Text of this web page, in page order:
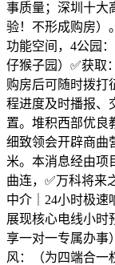
事质量；深圳十大
验！不形成购房）
功能空间，4公园
仔猴子园）✅获取
购房后可随时拨打
程进度及时播报、
置。堆积西部优良
细致领会开辟商曲
米。本消息经由项
曲连，✅万科将来
中介｜24小时极速
展现核心电线小时
享一对一专属办事
风：（为四端合一